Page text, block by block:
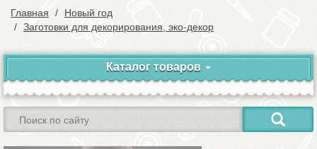
Главная
Новый год
Заготовки для декорирования, эко-декор
Каталог товаров